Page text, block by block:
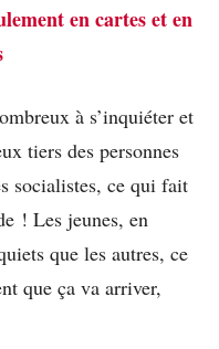
en cartes et en
à s’inquiéter et
tiers des personnes
socialistes, ce qui fait
! Les jeunes, en
que les autres, ce
que ça va arriver,